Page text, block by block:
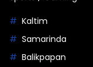
Kaltim
Samarinda
Balikpapan